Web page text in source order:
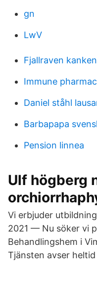
gn
LwV
Fjallraven
Immune
Daniel ståhl
Barbapapa
Pension linnea
Ulf högberg
Vi erbjuder
2021 — Nu söker vi
Behandlingshem i
Tjänsten avser